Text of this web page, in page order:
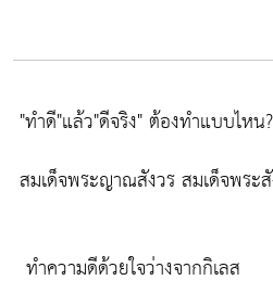
"ทำดี"แล้ว"ดีจริง" ต้องทำแบบไหน
สมเด็จพระญาณสังวร สมเด็จพระ
ทำความดีด้วยใจว่างจากกิเลส